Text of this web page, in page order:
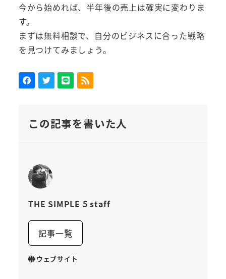
今から始めれば、半年後の売上は確実に変わりま
す。
まずは無料相談で、自分のビジネスに合った戦略
を見つけてみましょう。
この記事を書いた人
THE SIMPLE 5 staff
記事一覧
ウェブサイト